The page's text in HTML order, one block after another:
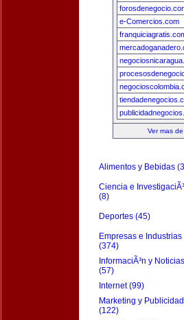
e-Comercios.com
Ver mas
Alimentos y Bebidas
Ciencia e
(8)
Deportes (45)
Empresas e Industrias
(374)
InformaciÃ³n y Noticias
(57)
Internet (99)
Marketing y Publicidad
(122)